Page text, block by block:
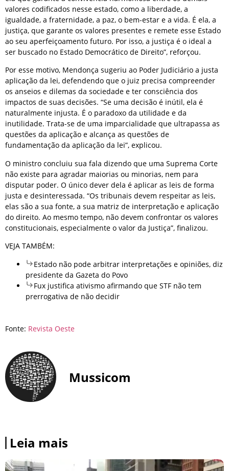
valores codificados nesse estado, como a liberdade, a
igualdade, a fraternidade, a paz, o bem-estar e a vida. É ela, a
justiça, que garante os valores presentes e remete esse Estado
ao seu aperfeiçoamento futuro. Por isso, a justiça é o ideal a
ser buscado no Estado Democrático de Direito”, reforçou.
Por esse motivo, Mendonça sugeriu ao Poder Judiciário a justa
aplicação da lei, defendendo que o juiz precisa compreender
os anseios e dilemas da sociedade e ter consciência dos
impactos de suas decisões. “Se uma decisão é inútil, ela é
naturalmente injusta. É o paradoxo da utilidade e da
inutilidade. Trata-se de uma imparcialidade que ultrapassa as
questões da aplicação e alcança as questões de
fundamentação da aplicação da lei”, explicou.
O ministro concluiu sua fala dizendo que uma Suprema Corte
não existe para agradar maiorias ou minorias, nem para
disputar poder. O único dever dela é aplicar as leis de forma
justa e desinteressada. “Os tribunais devem respeitar as leis,
elas são a sua fonte, a sua matriz de interpretação e aplicação
do direito. Ao mesmo tempo, não devem confrontar os valores
constitucionais, especialmente o valor da Justiça”, finalizou.
VEJA TAMBÉM:
Estado não pode arbitrar interpretações e opiniões, diz
presidente da Gazeta do Povo
Fux justifica ativismo afirmando que STF não tem
prerrogativa de não decidir
Fonte: Revista Oeste
Mussicom
Leia mais